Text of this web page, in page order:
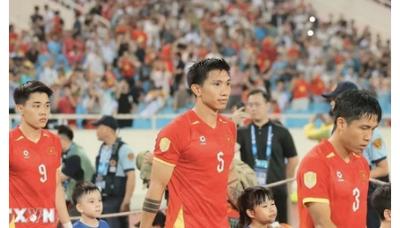
tình dục trẻ em diễn ra phức tạp
13/08/2018 10:32
Bộ trưởng Bộ Công an đã giải đáp nhiều nội dung liên
quan đến việc cấp biển xanh cho doanh nghiệp và tình
trạng xâm hại trẻ em, nhất là tình trạng xâm hại tình dục
đối với trẻ em.